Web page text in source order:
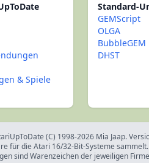
& Spiele
Standard-
GEMScript
OLGA
BubbleGEM
DHST
(C) 1998-2026 Mia Jaap.
für die Atari 16/32-Bit-Systeme
sind Warenzeichen der jeweiligen